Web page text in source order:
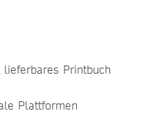
Printbuch
Plattformen